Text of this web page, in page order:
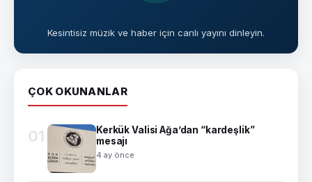
Kesintisiz müzik ve haber için canlı yayını dinleyin.
ÇOK OKUNANLAR
01
Kerkük Valisi Ağa’dan “kardeşlik”
mesajı
4 ay önce